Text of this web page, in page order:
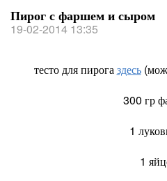
Пирог с фаршем и сыром
19-02-2014 13:35
тесто для пирогаздесь
300 гр
1
1